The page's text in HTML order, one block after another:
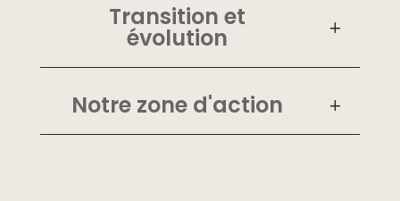
Transition et
évolution
Notre zone d'action